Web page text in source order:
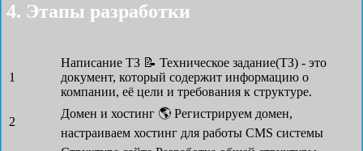
4. Этапы разработки
1
Написание ТЗ 📝 Техническое задание(ТЗ) - это
документ, который содержит информацию о
компании, её цели и требования к структуре.
2
Домен и хостинг 🌎 Регистрируем домен,
настраиваем хостинг для работы CMS системы